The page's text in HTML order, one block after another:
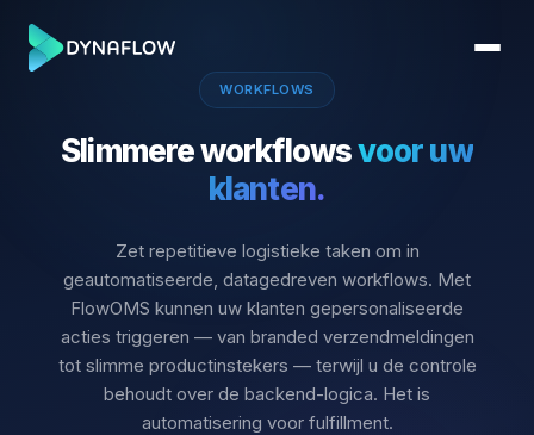
WORKFLOWS
Slimmere workflowsvoor uw
klanten.
Zet repetitieve logistieke taken om in
geautomatiseerde, datagedreven workflows. Met
FlowOMS kunnen uw klanten gepersonaliseerde
acties triggeren — van branded verzendmeldingen
tot slimme productinstekers — terwijl u de controle
behoudt over de backend-logica. Het is
automatisering voor fulfillment.